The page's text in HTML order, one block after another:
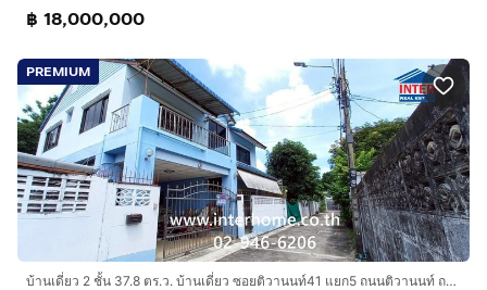
฿ 18,000,000
PREMIUM
บ้านเดี่ยว 2 ชั้น 37.8 ตร.ว. บ้านเดี่ยว ซอยติวานนท์41 แยก5 ถนนติวานนท์ ถนนเลี่ยงเมืองปากเกร็ด เมืองนนทบุรี นนทบุรี